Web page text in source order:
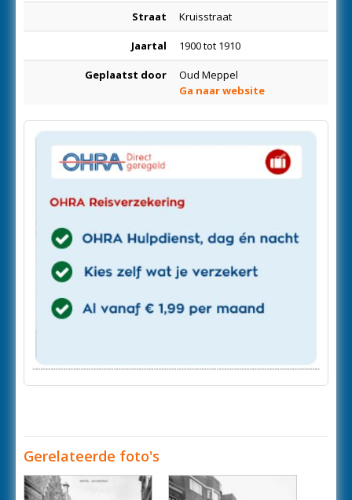
Straat Kruisstraat
Jaartal 1900 tot 1910
Geplaatst door
Oud Meppel
Ga naar website
Gerelateerde foto's